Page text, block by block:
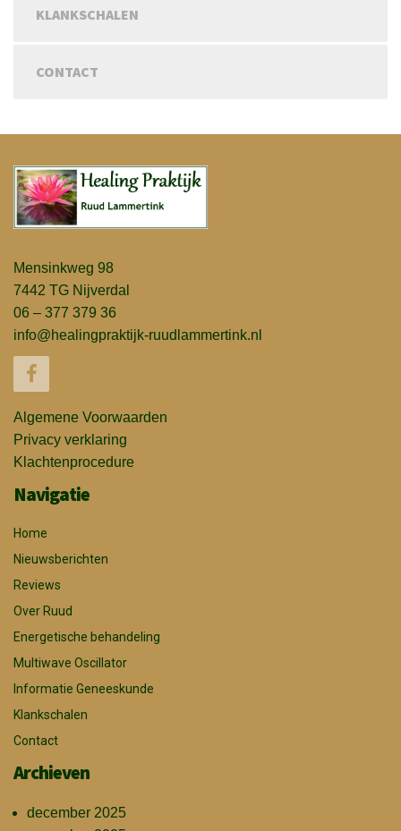
KLANKSCHALEN
CONTACT
Mensinkweg 98
7442 TG Nijverdal
06 – 377 379 36
info@healingpraktijk-ruudlammertink.nl
Algemene Voorwaarden
Privacy verklaring
Klachtenprocedure
Navigatie
Home
Nieuwsberichten
Reviews
Over Ruud
Energetische behandeling
Multiwave Oscillator
Informatie Geneeskunde
Klankschalen
Contact
Archieven
december 2025